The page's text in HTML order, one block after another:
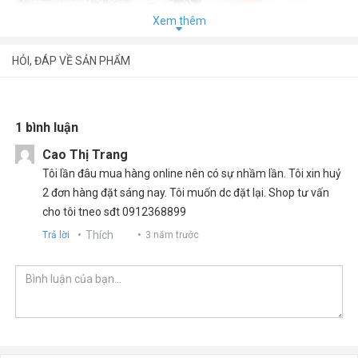
nhất của môn Ngữ văn một cách khoa học nhằm giúp các em
việc học tập cũng trở nên hiệu quả hơn.
Phần 1: Văn học
Xem thêm
HỎI, ĐÁP VỀ SẢN PHẨM
1 bình luận
Cao Thị Trang
Tôi lần đâu mua hàng online nên có sự nhầm lần. Tôi xin huỷ
2 đơn hàng đặt sáng nay. Tôi muốn dc đặt lại. Shop tư vấn
cho tôi tneo sđt 0912368899
Trả lời Thích 3 năm trước